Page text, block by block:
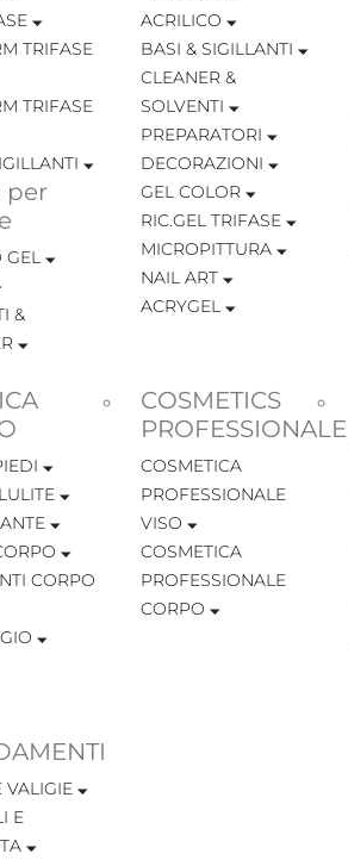
TRIFASE
TRIFASE
per
GEL
&
ACRILICO
BASI & SIGILLANTI
CLEANER &
SOLVENTI
PREPARATORI
DECORAZIONI
GEL COLOR
RIC.GEL TRIFASE
MICROPITTURA
NAIL ART
ACRYGEL
CORPO
COSMETICS
PROFESSIONALE
COSMETICA
PROFESSIONALE
VISO
COSMETICA
PROFESSIONALE
CORPO
VALIGIE
E